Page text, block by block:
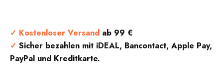
kg
–
Grandi
✓ Kostenloser Versand ab 99 €
✓ Sicher bezahlen mit iDEAL, Bancontact, Apple Pay,
PayPal und Kreditkarte.